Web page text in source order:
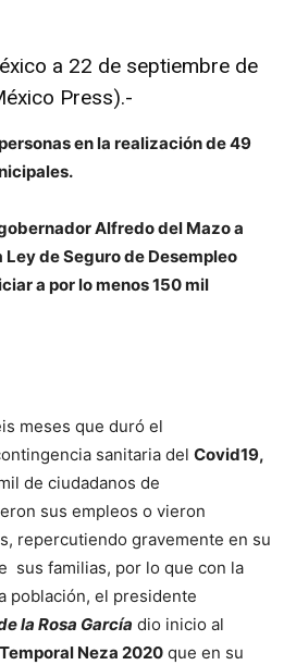
a 22 de septiembre de
Press).-
en la realización de 49
Alfredo del Mazo a
Ley de Seguro de Desempleo
a por lo menos 150 mil
meses que duró el
sanitaria del Covid19,
de ciudadanos de
sus empleos o vieron
repercutiendo gravemente en su
sus familias, por lo que con la
población, el presidente
la Rosa García dio inicio al
Neza 2020 que en su